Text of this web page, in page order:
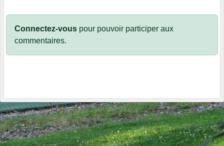
Connectez-vous pour pouvoir participer aux
commentaires.